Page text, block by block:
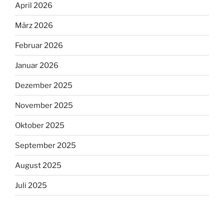
April 2026
März 2026
Februar 2026
Januar 2026
Dezember 2025
November 2025
Oktober 2025
September 2025
August 2025
Juli 2025